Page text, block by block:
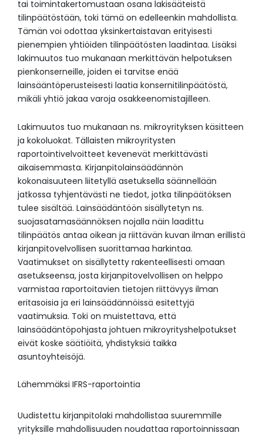
tai toimintakertomustaan osana lakisääteistä
tilinpäätöstään, toki tämä on edelleenkin mahdollista.
Tämän voi odottaa yksinkertaistavan erityisesti
pienempien yhtiöiden tilinpäätösten laadintaa. Lisäksi
lakimuutos tuo mukanaan merkittävän helpotuksen
pienkonserneille, joiden ei tarvitse enää
lainsääntöperusteisesti laatia konsernitilinpäätöstä,
mikäli yhtiö jakaa varoja osakkeenomistajilleen.
Lakimuutos tuo mukanaan ns. mikroyrityksen käsitteen
ja kokoluokat. Tällaisten mikroyritysten
raportointivelvoitteet kevenevät merkittävästi
aikaisemmasta. Kirjanpitolainsäädännön
kokonaisuuteen liitetyllä asetuksella säännellään
jatkossa tyhjentävästi ne tiedot, jotka tilinpäätöksen
tulee sisältää. Lainsäädäntöön sisällytetyn ns.
suojasatamasäännöksen nojalla näin laadittu
tilinpäätös antaa oikean ja riittävän kuvan ilman erillistä
kirjanpitovelvollisen suorittamaa harkintaa.
Vaatimukset on sisällytetty rakenteellisesti omaan
asetukseensa, josta kirjanpitovelvollisen on helppo
varmistaa raportoitavien tietojen riittävyys ilman
eritasoisia ja eri lainsäädännöissä esitettyjä
vaatimuksia. Toki on muistettava, että
lainsäädäntöpohjasta johtuen mikroyrityshelpotukset
eivät koske säätiöitä, yhdistyksiä taikka
asuntoyhteisöjä.
Lähemmäksi IFRS-raportointia
Uudistettu kirjanpitolaki mahdollistaa suuremmille
yrityksille mahdollisuuden noudattaa raportoinnissaan